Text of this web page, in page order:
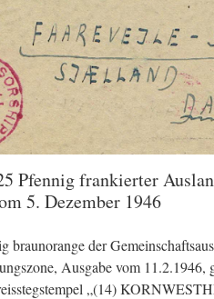
Pfennig frankierter
5. Dezember 1946
braunorange der
Ausgabe vom 11.2.1946,
„(14)